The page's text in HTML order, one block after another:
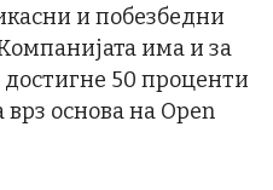
и побезбедни
има и за
50 проценти
основа на Open